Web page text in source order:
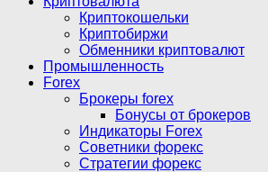
Криптокошельки
Криптобиржи
Обменники криптовалют
Промышленность
Forex
Брокеры forex
Бонусы от брокеров
Индикаторы Forex
Советники форекс
Стратегии форекс